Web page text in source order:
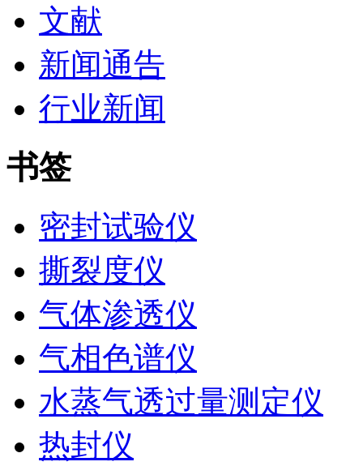
文献
新闻通告
行业新闻
书签
密封试验仪
撕裂度仪
气体渗透仪
气相色谱仪
水蒸气透过量测定仪
热封仪